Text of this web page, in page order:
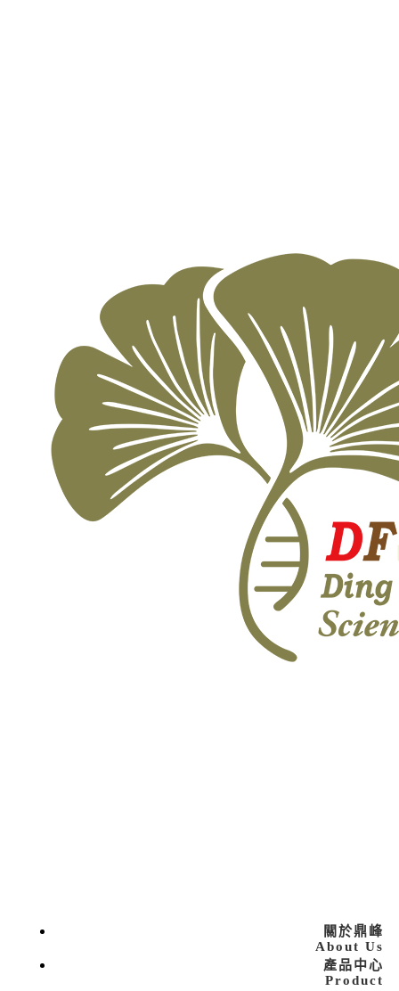
關於鼎峰
About Us
產品中心
Product